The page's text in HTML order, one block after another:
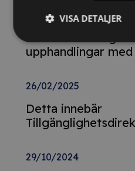
Nya
upphandlingar
26/02/2025
Detta innebär
29/10/2024
VISA DETALJER